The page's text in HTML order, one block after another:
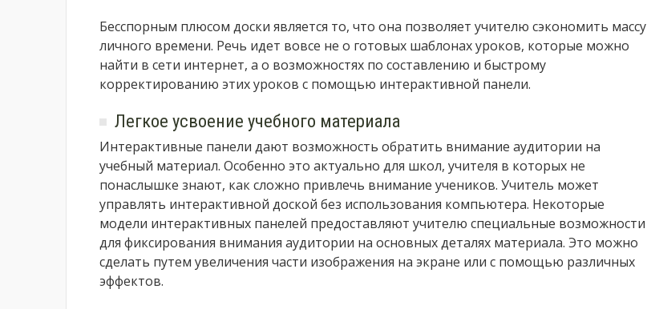
Бесспорным плюсом доски является то, что она позволяет учителю сэкономить массу
личного времени. Речь идет вовсе не о готовых шаблонах уроков, которые можно
найти в сети интернет, а о возможностях по составлению и быстрому
корректированию этих уроков с помощью интерактивной панели.
Легкое усвоение учебного материала
Интерактивные панели дают возможность обратить внимание аудитории на
учебный материал. Особенно это актуально для школ, учителя в которых не
понаслышке знают, как сложно привлечь внимание учеников. Учитель может
управлять интерактивной доской без использования компьютера. Некоторые
модели интерактивных панелей предоставляют учителю специальные возможности
для фиксирования внимания аудитории на основных деталях материала. Это можно
сделать путем увеличения части изображения на экране или с помощью различных
эффектов.